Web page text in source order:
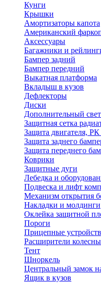
Кунги
Крышки
Амортизаторы капота
Американский
Аксессуары
Багажники и
Бампер задний
Бампер передний
Выкатная платформа
Вкладыш в кузов
Дефлекторы
Диски
Дополнительный
Защитная сетка
Защита двигателя,
Защита заднего
Защита переднего
Коврики
Защитные дуги
Лебедка и
Подвеска и лифт
Механизм открытия
Накладки и молдинги
Оклейка защитной
Пороги
Прицепные
Расширители
Тент
Шноркель
Центральный замок
Ящик в кузов